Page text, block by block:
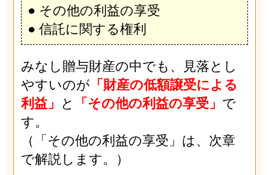
● その他の利益の享受
● 信託に関する権利
みなし贈与財産の中でも、見落とし
やすいのが 「財産の低額譲受による
利益」 と 「その他の利益の享受」 で
す。
（「その他の利益の享受」は、次章
で解説します。）